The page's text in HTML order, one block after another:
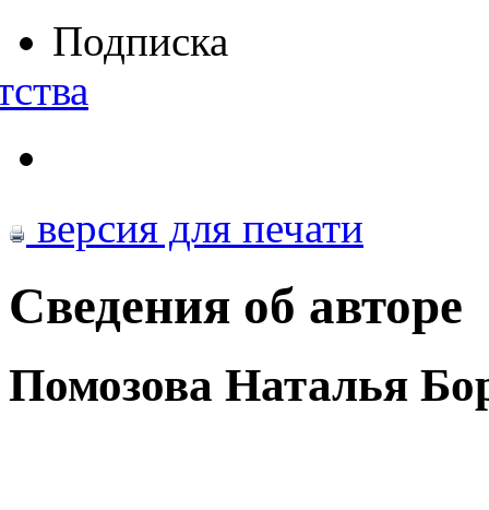
Подписка
версия для печати
Сведения об авторе
Помозова Наталья